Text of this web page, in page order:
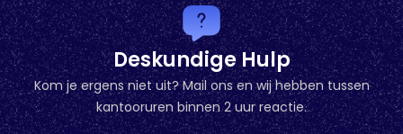
Deskundige Hulp
Kom je ergens niet uit? Mail ons en wij hebben tussen
kantooruren binnen 2 uur reactie.